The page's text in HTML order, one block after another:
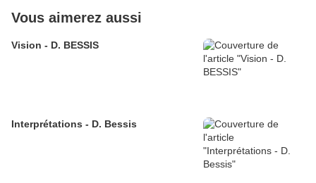
Vous aimerez aussi
Vision - D. BESSIS
Interprétations - D. Bessis